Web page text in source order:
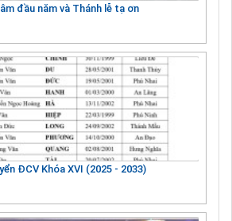
đầu năm và Thánh lễ tạ ơn
ĐCV Khóa XVI (2025 - 2033)